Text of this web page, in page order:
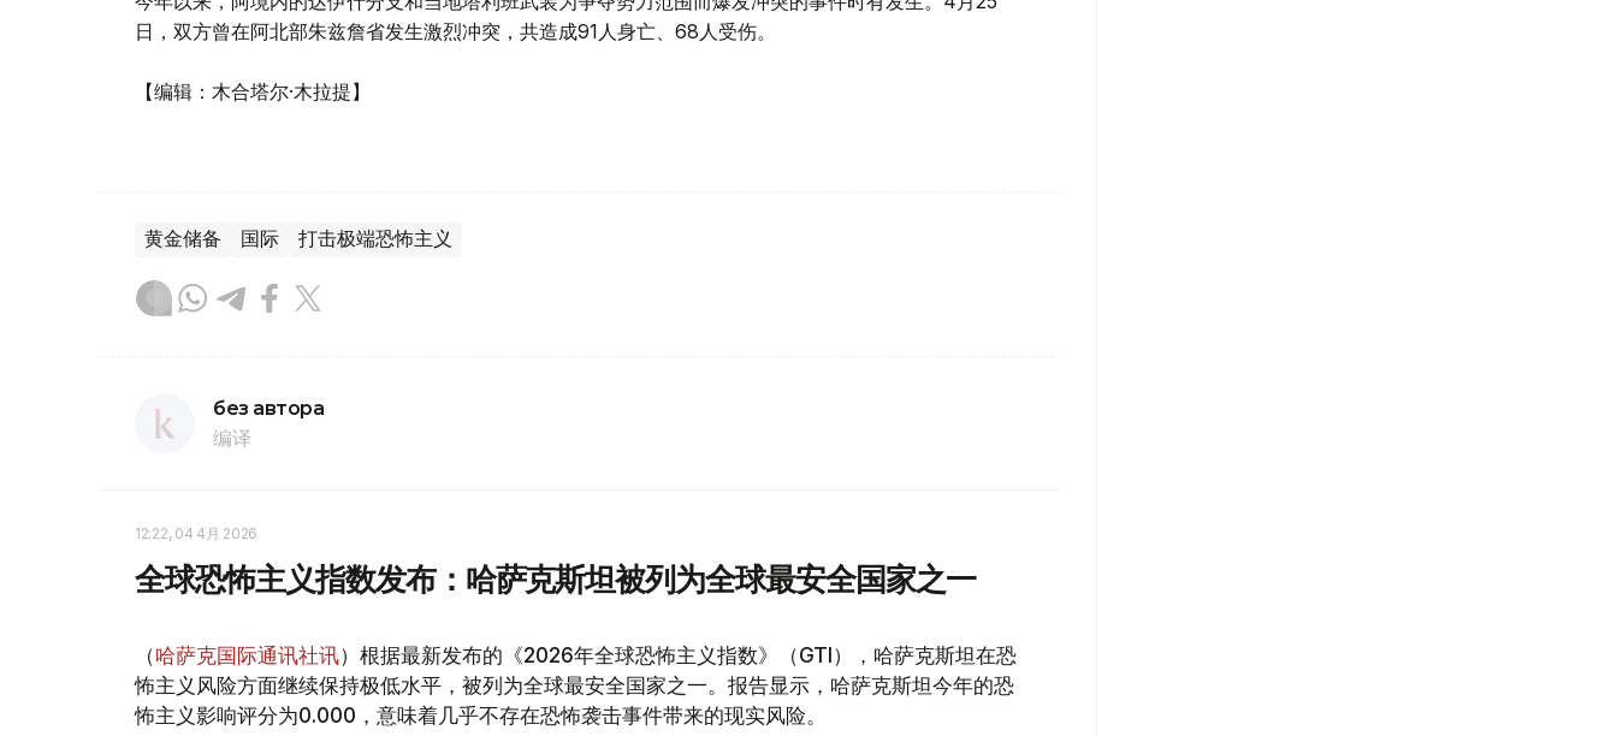
日，双方曾在阿北部朱兹詹省发生激烈冲突，共造成91人身亡、68人受伤。
【编辑：木合塔尔·木拉提】
黄金储备 国际 打击极端恐怖主义
без автора
编译
12:22, 04 4月 2026
全球恐怖主义指数发布：哈萨克斯坦被列为全球最安全国家之一
（哈萨克国际通讯社讯）根据最新发布的《2026年全球恐怖主义指数》（GTI），哈萨克斯坦在恐
怖主义风险方面继续保持极低水平，被列为全球最安全国家之一。报告显示，哈萨克斯坦今年的恐
怖主义影响评分为0.000，意味着几乎不存在恐怖袭击事件带来的现实风险。